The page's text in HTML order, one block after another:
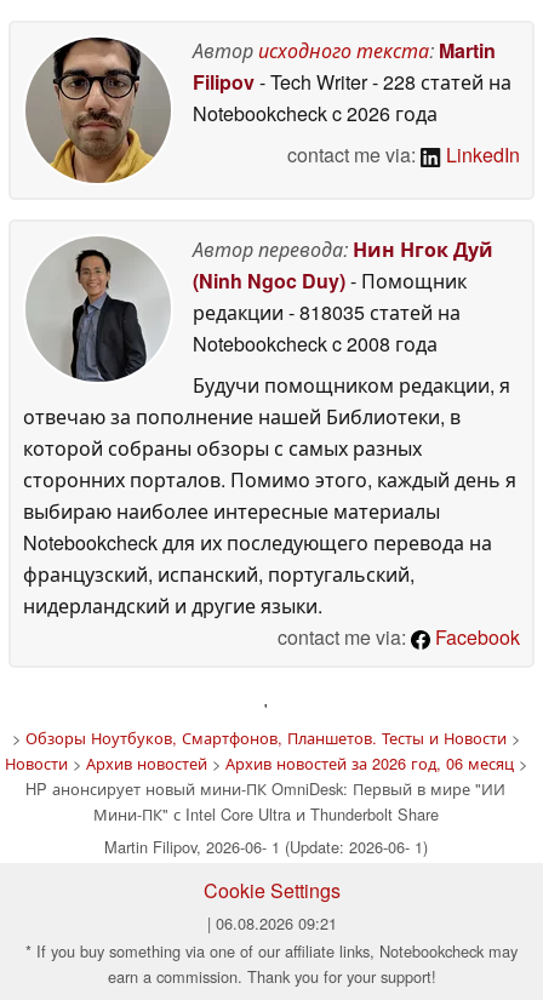
сотовой сети 01 June
Авторисходного текста: Martin
Filipov- Tech Writer- 228 статей на
Notebookcheckc 2026 года
contact me via:
LinkedIn
Автор перевода: Нин Нгок Дуй
(Ninh Ngoc Duy)- Помощник
редакции - 818035 статей на
Notebookcheckc 2008 года
Будучи помощником редакции, я
отвечаю за пополнение нашей Библиотеки, в
которой собраны обзоры с самых разных
сторонних порталов. Помимо этого, каждый день я
выбираю наиболее интересные материалы
Notebookcheck для их последующего перевода на
французский, испанский, португальский,
нидерландский и другие языки.
contact me via:
Facebook
'
> Обзоры Ноутбуков, Смартфонов, Планшетов. Тесты и Новости>
Новости> Архив новостей> Архив новостей за 2026 год, 06 месяц>
HP анонсирует новый мини-ПК OmniDesk: Первый в мире "ИИ
Мини-ПК" с Intel Core Ultra и Thunderbolt Share
Martin Filipov, 2026-06- 1 (Update: 2026-06- 1)
Cookie Settings
| 06.08.2026 09:21
* If you buy something via one of our affiliate links, Notebookcheck may
earn a commission. Thank you for your support!